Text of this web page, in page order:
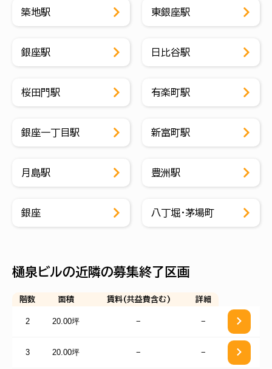
築地駅 東銀座駅
銀座駅 日比谷駅
桜田門駅 有楽町駅
銀座一丁目駅 新富町駅
月島駅 豊洲駅
銀座 八丁堀・茅場町
樋泉ビルの近隣の募集終了区画
階数 面積 賃料(共益費含む) 詳細
2 20.00坪 − −
3 20.00坪 − −